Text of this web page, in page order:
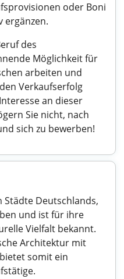
oder Boni
ergänzen.
des
Möglichkeit für
arbeiten und
Verkaufserfolg
an dieser
Sie nicht, nach
sich zu bewerben!
Deutschlands,
und ist für ihre
Vielfalt bekannt.
Architektur mit
somit ein